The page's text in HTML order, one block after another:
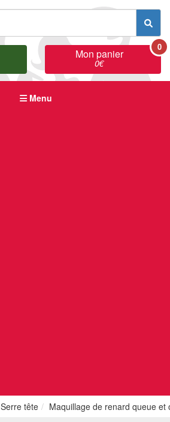
Mon panier
0€
0
Menu
Serre tête Maquillage de renard queue et